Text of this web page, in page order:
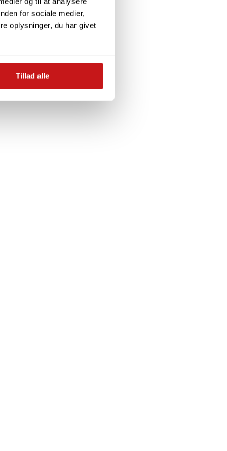
for sociale medier,
oplysninger, du har givet
Tillad alle